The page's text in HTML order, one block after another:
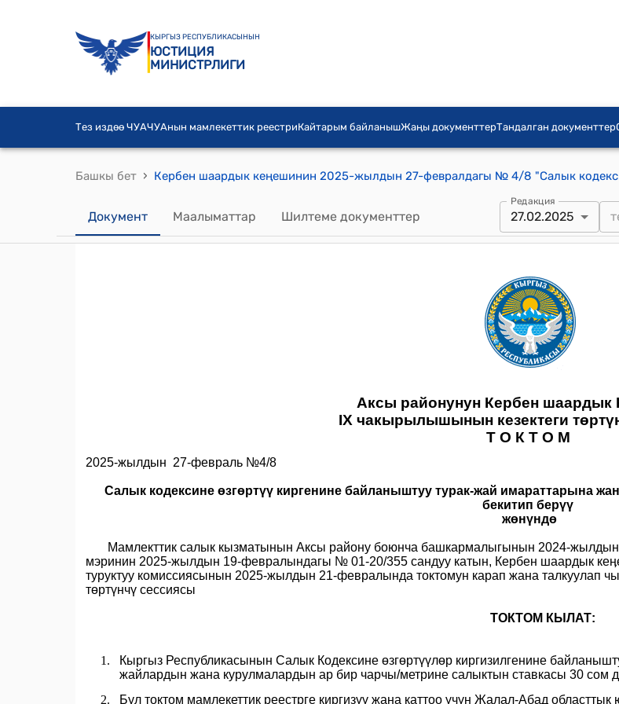
КЫРГЫЗ РЕСПУБЛИКАСЫНЫН
ЮСТИЦИЯ
МИНИСТРЛИГИ
Тез издөө ЧУАЧУАнын мамлекеттик реестриКайтарым байланышЖаңы документтерТандалган документтер
Башкы бет ›
Документ Маалыматтар Шилтеме документтер
Редакция
27.02.2025